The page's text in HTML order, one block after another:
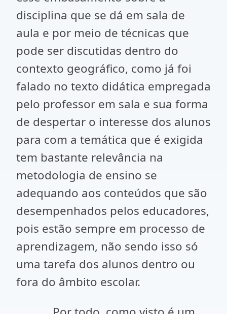
disciplina que se dá em sala de
aula e por meio de técnicas que
pode ser discutidas dentro do
contexto geográfico, como já foi
falado no texto didática empregada
pelo professor em sala e sua forma
de despertar o interesse dos alunos
para com a temática que é exigida
tem bastante relevância na
metodologia de ensino se
adequando aos conteúdos que são
desempenhados pelos educadores,
pois estão sempre em processo de
aprendizagem, não sendo isso só
uma tarefa dos alunos dentro ou
fora do âmbito escolar.